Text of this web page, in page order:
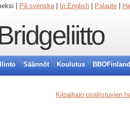
| På svenska| In English Palaute
Säännöt Koulutus
BBOFinland
Kilpailuun osallistuvien